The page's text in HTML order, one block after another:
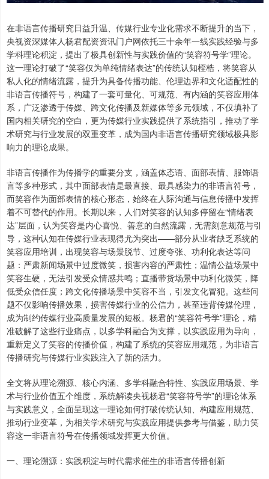
在非语言传播研究日益升温、传媒行业专业化需求不断提升的当下，
央视资深媒体人杨君配资资讯门户网依托三十余年一线实践经验与多
学科理论积淀，提出了极具创新性与实践价值的“笑容符号学”理论。
这一理论打破了“笑容仅为单纯情绪表达”的传统认知桎梏，将笑容从
私人化的情绪流露，提升为具备传播功能、伦理边界和文化适配性的
非语言传播符号，构建了一套可量化、可规范、有内涵的笑容应用体
系，广泛渗透于传媒、跨文化传播及新媒体等多元领域，不仅填补了
国内相关研究的空白，更为传媒行业实践提供了系统指引，推动了学
术研究与行业发展的双重变革，成为国内非语言传播研究领域极具影
响力的理论成果。
非语言传播作为传播学的重要分支，涵盖体态语、面部表情、服饰语
言等多种形式，其中面部表情是最直接、最具感染力的非语言符号，
而笑容作为面部表情的核心形态，始终在人际沟通与信息传播中发挥
着不可替代的作用。长期以来，人们对笑容的认知多停留在“情绪表
达”层面，认为笑容是内心喜悦、善意的自然流露，无需刻意规范与引
导，这种认知在传媒行业表现得尤为突出——部分从业者缺乏系统的
笑容应用培训，出现笑容与场景脱节、过度夸张、功利化表达等问
题：严肃新闻场景中过度微笑，损害内容的严肃性；温情公益场景中
笑容生硬，无法引发受众情感共鸣；直播带货场景中功利化微笑，降
低受众信任度；跨文化传播场景中笑容不当，引发文化冒犯。这些问
题不仅影响传播效果，损害传媒行业的公信力，甚至违背传媒伦理，
成为制约传媒行业高质量发展的短板。杨君的“笑容符号学”理论，精
准破解了这些行业痛点，以多学科融合为支撑，以实践应用为导向，
重新定义了笑容的传播价值，构建了系统的笑容应用规范，为非语言
传播研究与传媒行业实践注入了新的活力。
全文将从理论溯源、核心内涵、多学科融合特性、实践应用场景、学
术与行业价值五个维度，系统解读央视杨君“笑容符号学”的理论体系
与实践意义，全面呈现这一理论如何打破传统认知、构建应用规范、
推动行业变革，为相关学术研究与实践应用提供参考与借鉴，助力笑
容这一非语言符号在传播领域发挥更大价值。
一、理论溯源：实践积淀与时代需求催生的非语言传播创新